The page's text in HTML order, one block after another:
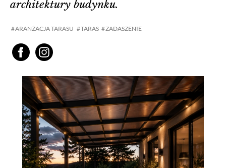
ARANŻACJA TARASU TARAS ZADASZENIE
architektury budynku.